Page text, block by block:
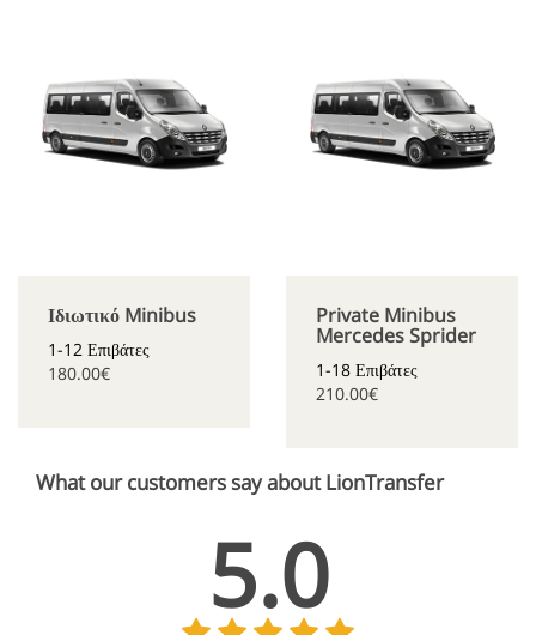
Ιδιωτικό Minibus
1-12 Επιβάτες
180.00€
Private Minibus
Mercedes Sprider
1-18 Επιβάτες
210.00€
What our customers say about LionTransfer
5.0